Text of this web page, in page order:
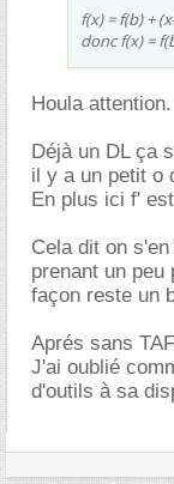
f(x) = f(b) +
donc f(x) =
Houla attention.
Déjà un DL ça
il y a un petit o
En plus ici f'
Cela dit on
prenant un
façon reste un
Aprés sans
J'ai oublié
d'outils à sa